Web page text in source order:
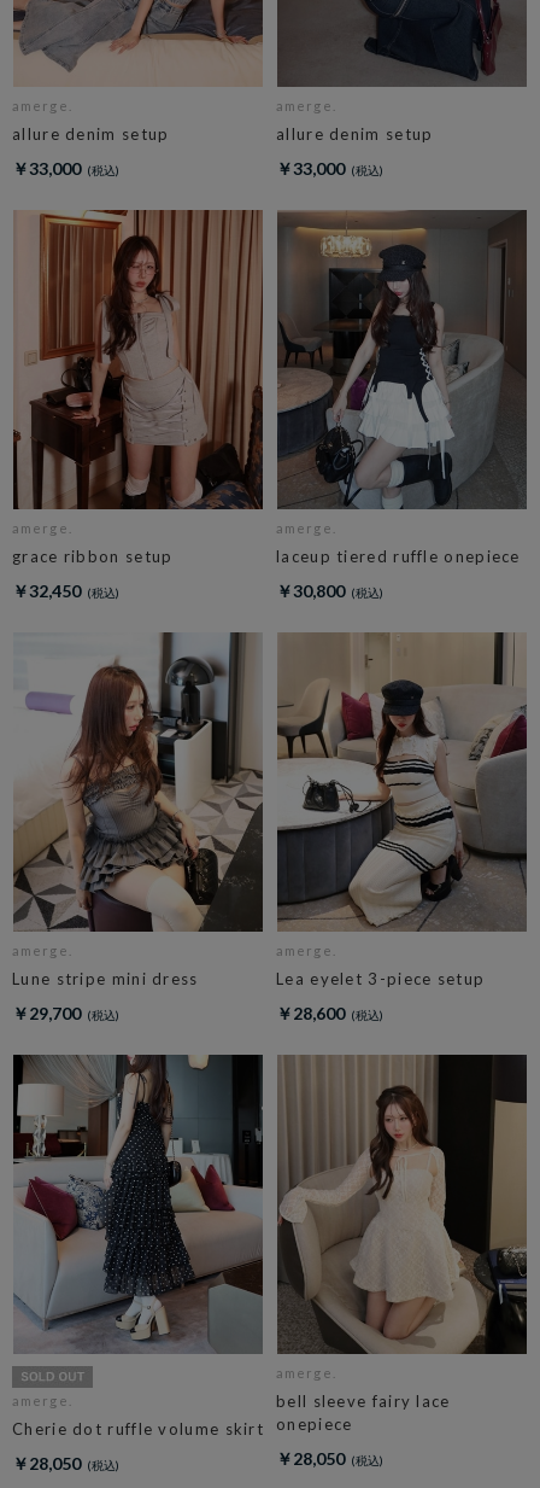
amerge.
allure denim setup
￥33,000
amerge.
allure denim setup
￥33,000
amerge.
grace ribbon setup
￥32,450
amerge.
laceup tiered ruffle onepiece
￥30,800
amerge.
Lune stripe mini dress
￥29,700
amerge.
Lea eyelet 3-piece setup
￥28,600
amerge.
Cherie dot ruffle volume skirt
￥28,050
amerge.
bell sleeve fairy lace
onepiece
￥28,050